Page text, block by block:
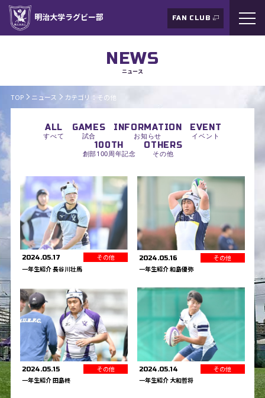
明治大学ラグビー部 FAN CLUB
NEWS
ニュース
TOP ニュース カテゴリ：その他
ALL
すべて
GAMES
試合
INFORMATION
お知らせ
EVENT
イベント
100TH
創部100周年記念
OTHERS
その他
2024.05.17
その他
一年生紹介 長谷川壮馬
2024.05.16
その他
一年生紹介 和島優弥
2024.05.15
その他
一年生紹介 田島柊
2024.05.14
その他
一年生紹介 大和哲将